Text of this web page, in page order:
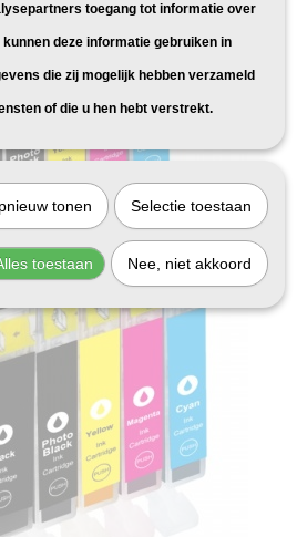
toegang tot informatie over
deze informatie gebruiken in
die zij mogelijk hebben verzameld
of die u hen hebt verstrekt.
tonen Selectie toestaan
toestaan Nee, niet akkoord